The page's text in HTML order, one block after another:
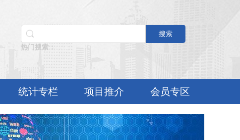
搜索
热门搜索：
统计专栏 项目推介 会员专区